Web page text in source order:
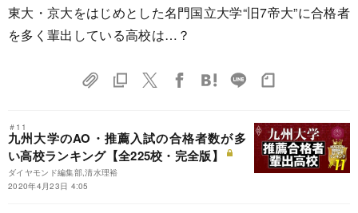
東大・京大をはじめとした名門国立大学“旧7帝大”に合格者
を多く輩出している高校は…？
＃11
九州大学のAO・推薦入試の合格者数が多
い高校ランキング【全225校・完全版】
ダイヤモンド編集部,清水理裕
2020年4月23日 4:05